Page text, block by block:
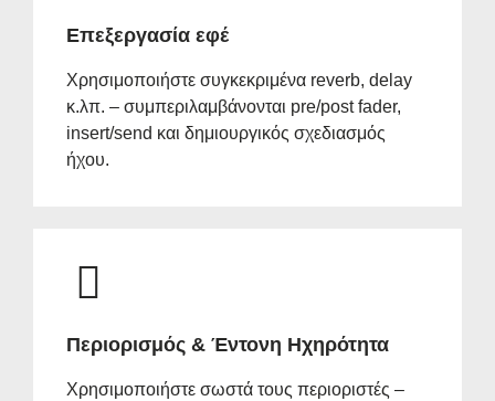
Επεξεργασία εφέ
Χρησιμοποιήστε συγκεκριμένα reverb, delay
κ.λπ. – συμπεριλαμβάνονται pre/post fader,
insert/send και δημιουργικός σχεδιασμός
ήχου.
Περιορισμός & Έντονη Ηχηρότητα
Χρησιμοποιήστε σωστά τους περιοριστές –